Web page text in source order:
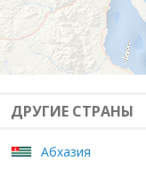
ДРУГИЕ СТРАНЫ
Абхазия